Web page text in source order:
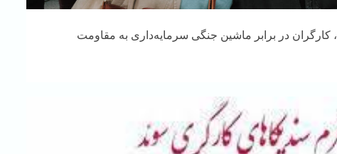
در روز جهانی کارگر ۲۰۲۶، کارگران در برابر ماشین جنگی سرمایه‌داری به مقاومت